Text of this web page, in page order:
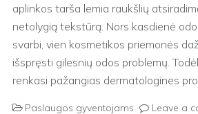
aplinkos tarša lemia raukšlių
netolygią tekstūrą. Nors kasdienė
svarbi, vien kosmetikos priemonės
išspręsti gilesnių odos problemų.
renkasi pažangias dermatologines
Paslaugos gyventojams Leave a